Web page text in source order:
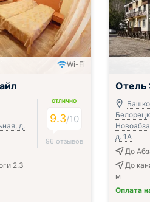
Wi-Fi
д.
2.3
ОТЛИЧНО
9.3/10
96 отзывов
Отель
д. 1A
До
До
м
Оплата